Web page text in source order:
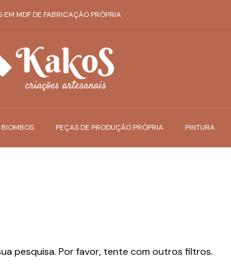
EM MDF DE FABRICAÇÃO PRÓPRIA
PEÇAS DE PRODUÇÃO PRÓPRIA PINTURA
pesquisa. Por favor, tente com outros filtros.